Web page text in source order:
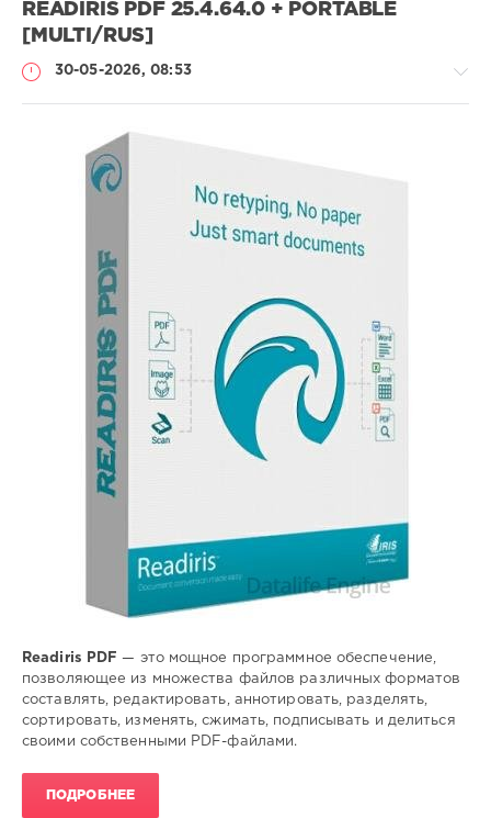
READIRIS PDF 25.4.64.0 + PORTABLE
[MULTI/RUS]
30-05-2026, 08:53
Софт
редактор
файлов
Readiris PDF — это мощное программное обеспечение,
позволяющее из множества файлов различных форматов
составлять, редактировать, аннотировать, разделять,
сортировать, изменять, сжимать, подписывать и делиться
своими собственными PDF-файлами.
ПОДРОБНЕЕ